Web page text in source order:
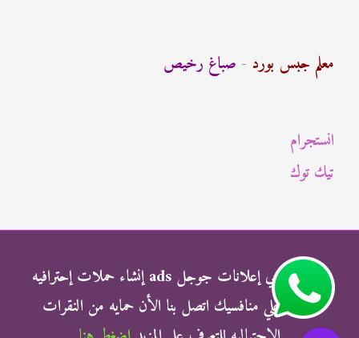
ث
:
معلم جبس بورد - صباغ رخيص
انستجرام
تيك توك
شركة الناجي إعلانات جوجل ads إنشاء حملات إحترافيه
وتفوق علي منافسيك اتصل بنا الأن حمايه من النقرات